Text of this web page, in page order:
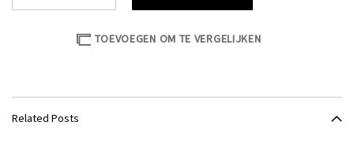
TOEVOEGEN OM TE VERGELIJKEN
Related Posts